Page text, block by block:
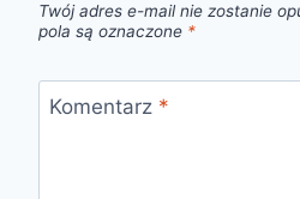
Twój adres e-mail nie zostanie
pola są oznaczone *
Komentarz *